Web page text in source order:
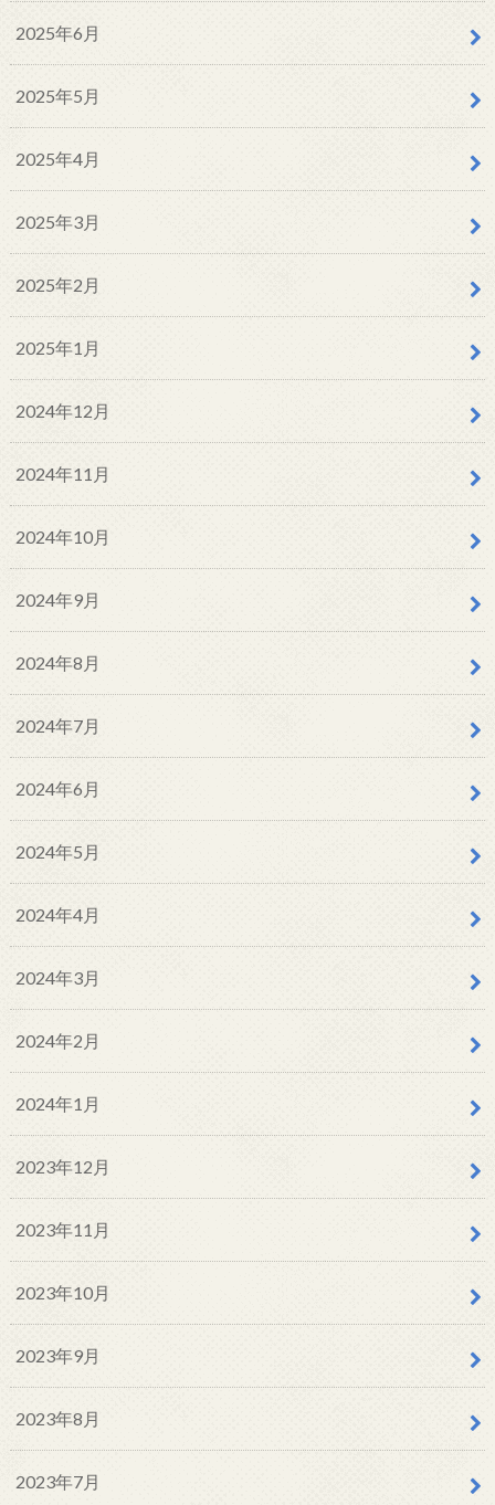
2025年6月
2025年5月
2025年4月
2025年3月
2025年2月
2025年1月
2024年12月
2024年11月
2024年10月
2024年9月
2024年8月
2024年7月
2024年6月
2024年5月
2024年4月
2024年3月
2024年2月
2024年1月
2023年12月
2023年11月
2023年10月
2023年9月
2023年8月
2023年7月